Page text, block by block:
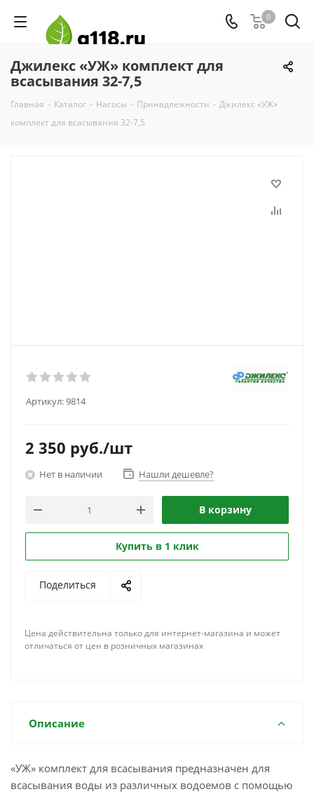
0
Джилекс «УЖ» комплект для
всасывания 32-7,5
Главная - Каталог - Насосы - Принадлежности - Джилекс «УЖ»
комплект для всасывания 32-7,5
Артикул:9814
2 350 руб./шт
Нет в наличии Нашли дешевле?
В корзину
Купить в 1 клик
Поделиться
Цена действительна только для интернет-магазина и может
отличаться от цен в розничных магазинах
Описание
«УЖ» комплект для всасывания предназначен для
всасывания воды из различных водоемов с помощью